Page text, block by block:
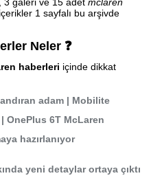
1 sayfalı bu arşivde
Neler ❓
haberleri içinde dikkat
adam | Mobilite
OnePlus 6T McLaren
hazırlanıyor
yeni detaylar ortaya çıktı